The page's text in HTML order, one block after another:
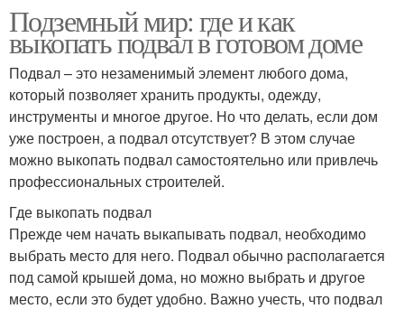
Подземный мир: где и как
выкопать подвал в готовом доме
Подвал – это незаменимый элемент любого дома,
который позволяет хранить продукты, одежду,
инструменты и многое другое. Но что делать, если дом
уже построен, а подвал отсутствует? В этом случае
можно выкопать подвал самостоятельно или привлечь
профессиональных строителей.
Где выкопать подвал
Прежде чем начать выкапывать подвал, необходимо
выбрать место для него. Подвал обычно располагается
под самой крышей дома, но можно выбрать и другое
место, если это будет удобно. Важно учесть, что подвал